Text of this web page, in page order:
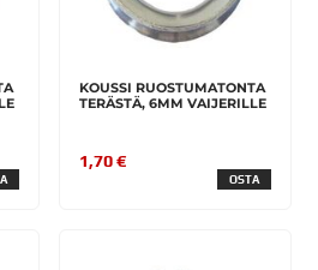
KOUSSI RUOSTUMATONTA
TERÄSTÄ, 6MM VAIJERILLE
1,70 €
OSTA